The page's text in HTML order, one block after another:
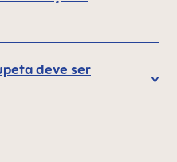
deve ser